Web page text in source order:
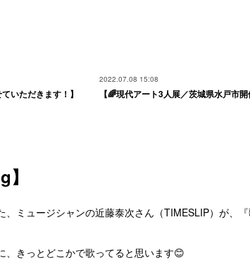
いただきます！】
2022.07.08 15:08
【🌈現代アート3人展／茨城県水戸市開
ミュージシャンの近藤泰次さん（TIMESLIP）が、
、きっとどこかで歌ってると思います😊